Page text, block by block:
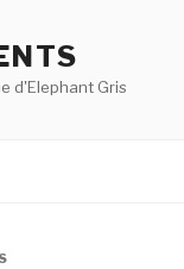
d'Elephant Gris